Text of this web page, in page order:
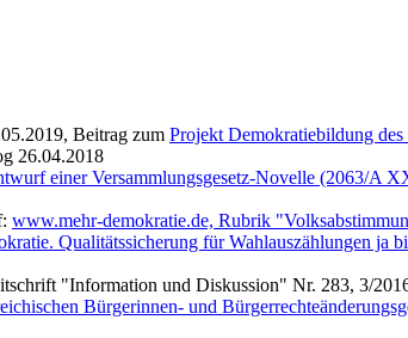
Beitrag zum Projekt Demokratiebildung des
26.04.2018
einer Versammlungsgesetz-Novelle (2063/A
www.mehr-demokratie.de, Rubrik
Qualitätssicherung für Wahlauszählungen ja
"Information und Diskussion" Nr. 283, 3/
Bürgerinnen- und